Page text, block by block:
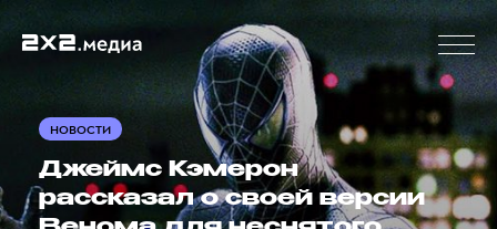
НОВОСТИ
Джеймс Кэмерон
рассказал о своей версии